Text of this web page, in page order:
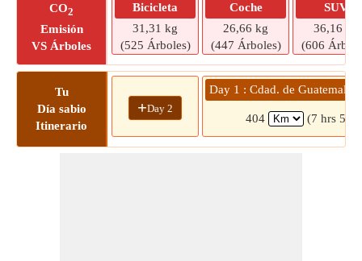
CO2
Emisión
VS Árboles
Bicicleta
31,31 kg
(525 Árboles)
Coche
26,66 kg
(447 Árboles)
SUV
36,16 kg
(606
Tu
Día sabio
Itinerario
+Day 2
Day 1 : Cdad. de Guatemala
404 (7 hrs 56